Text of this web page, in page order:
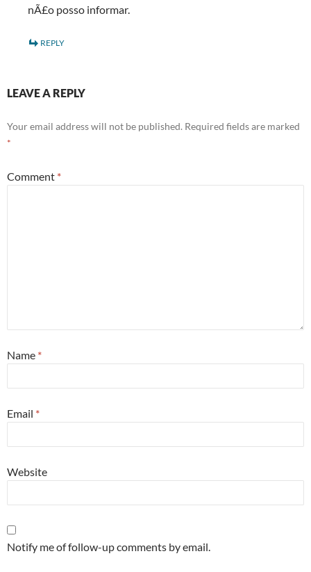
nÃ£o posso informar.
REPLY
LEAVE A REPLY
Your email address will not be published. Required fields are marked
*
Comment *
Name *
Email *
Website
Notify me of follow-up comments by email.